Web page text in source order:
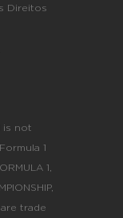
Direitos
is not
1
1,
are trade